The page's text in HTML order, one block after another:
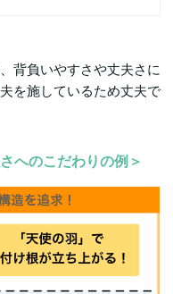
背負いやすさや丈夫さに
を施しているため丈夫で
へのこだわりの例＞